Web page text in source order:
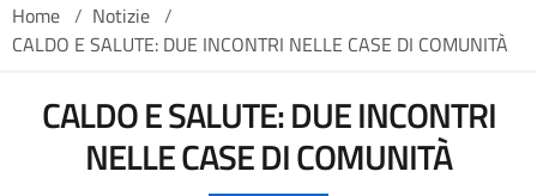
Home / Notizie /
CALDO E SALUTE: DUE INCONTRI NELLE CASE DI COMUNITÀ
CALDO E SALUTE: DUE INCONTRI
NELLE CASE DI COMUNITÀ